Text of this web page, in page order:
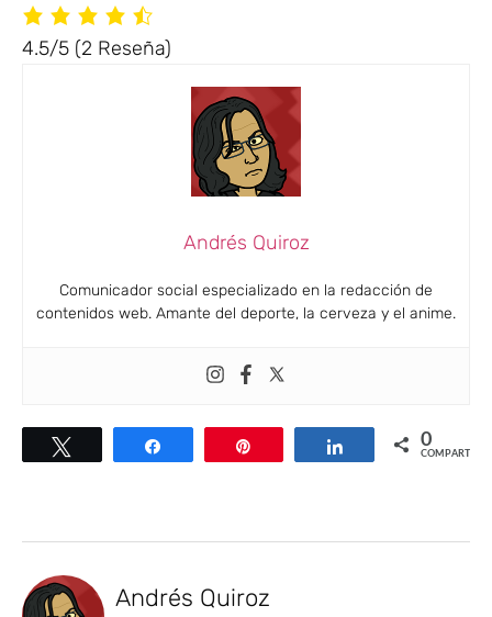
4.5/5 (2 Reseña)
Andrés Quiroz
Comunicador social especializado en la redacción de
contenidos web. Amante del deporte, la cerveza y el anime.
Compartir Compartir0
COMPARTIR
Andrés Quiroz